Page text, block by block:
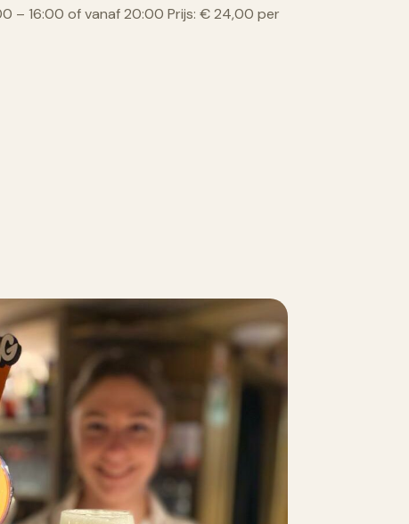
– 16:00 of vanaf 20:00 Prijs: € 24,00 per